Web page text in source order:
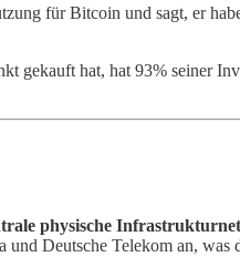
für Bitcoin und sagt, er
gekauft hat, hat 93% seiner
physische
und Deutsche Telekom an,